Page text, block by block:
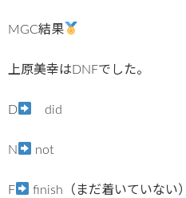
MGC結果
上原美幸はDNFでした。
D did
N not
F finish（まだ着いていない）